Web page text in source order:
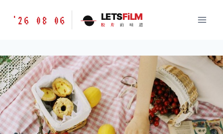
胶
味
道
LETSFILM
'26 08 06 LETSFiLM
胶 片 的 味 道